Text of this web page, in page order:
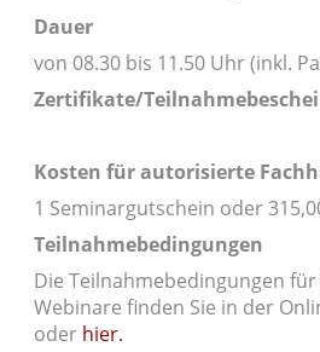
Dauer
von 08.30 bis 11.50 Uhr (inkl.
Zertifikate/
Kosten für autorisierte
1 Seminargutschein oder
Teilnahmebedingungen
Die Teilnahmebedingungen
Webinare finden Sie in der
oder hier.